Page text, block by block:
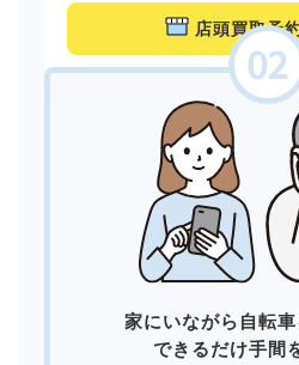
店頭買取予
家にいながら自転車
できるだけ手間